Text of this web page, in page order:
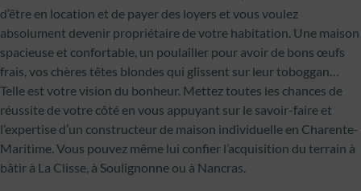
d’être en location et de payer des loyers et vous voulez
absolument devenir propriétaire de votre habitation. Une maison
spacieuse et confortable, un poulailler pour avoir de bons œufs
frais, vos chères têtes blondes qui glissent sur leur toboggan…
Telle est votre vision du bonheur. Mettez toutes les chances de
réussite de votre côté en vous appuyant sur le savoir-faire et
l’expertise d’un constructeur de maison individuelle en Charente-
Maritime. Vous pouvez même lui confier l’acquisition du terrain à
bâtir à La Clisse, à Soulignonne ou à Nancras.